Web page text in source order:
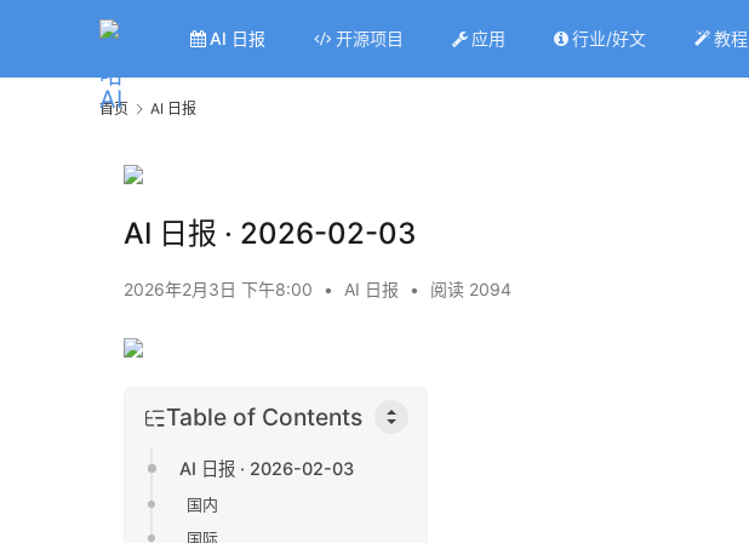
AI 日报 开源项目 应用 行业/好文 教程
首页 AI 日报
AI 日报 · 2026-02-03
2026年2月3日 下午8:00 • AI 日报 • 阅读 2094
Table of Contents
AI 日报 · 2026-02-03
国内
国际